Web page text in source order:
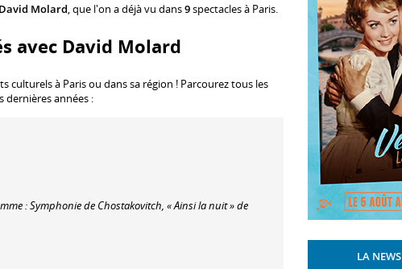
David Molard, que l'on a déjà vu dans9spectacles à Paris.
avec David Molard
à Paris ou dans sa région ! Parcourez tous les
dernières années :
: Symphonie de Chostakovitch, « Ainsi la nuit » de
LA